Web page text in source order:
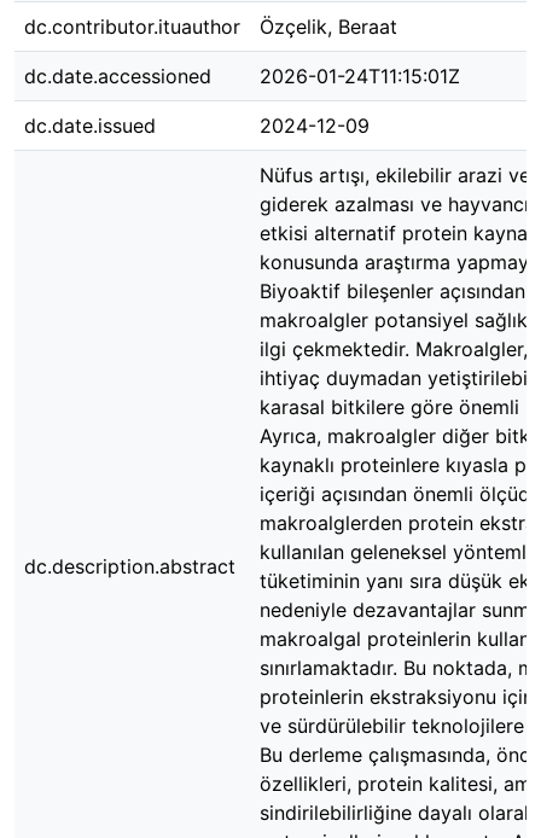
dc.contributor.ituauthor Özçelik, Beraat
dc.date.accessioned 2026-01-24T11:15:01Z
dc.date.issued 2024-12-09
dc.description.abstract
Nüfus artışı, ekilebilir arazi ve
giderek azalması ve
etkisi alternatif protein
konusunda araştırma
Biyoaktif bileşenler açısından
makroalgler potansiyel sağlık
ilgi çekmektedir. Makroalgler,
ihtiyaç duymadan
karasal bitkilere göre önemli
Ayrıca, makroalgler diğer
kaynaklı proteinlere kıyasla
içeriği açısından önemli
makroalglerden protein
kullanılan geleneksel
tüketiminin yanı sıra düşük
nedeniyle dezavantajlar
makroalgal proteinlerin
sınırlamaktadır. Bu noktada,
proteinlerin ekstraksiyonu
ve sürdürülebilir teknolojilere
Bu derleme çalışmasında,
özellikleri, protein kalitesi,
sindirilebilirliğine dayalı olarak